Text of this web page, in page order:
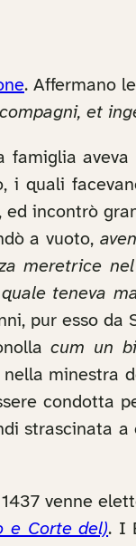
. Affermano
et
quali
incontrò
a vuoto,
meretrice
teneva
pur esso da
cum un
minestra
condotta
strascinata
venne
e Corte del). I